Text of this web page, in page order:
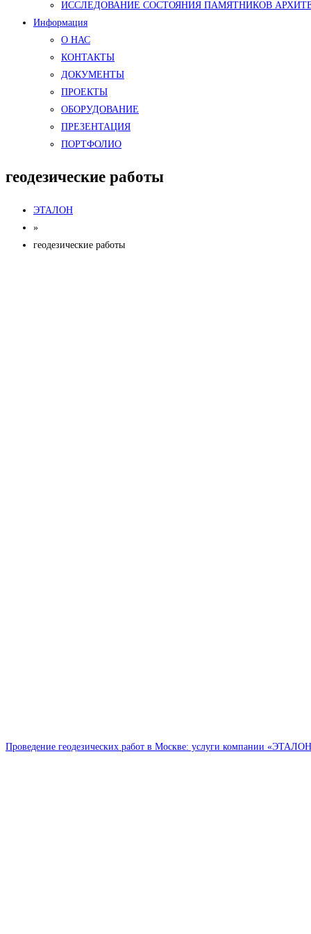
ИССЛЕДОВАНИЕ СОСТОЯНИЯ ПАМЯТНИКОВ
Информация
О НАС
КОНТАКТЫ
ДОКУМЕНТЫ
ПРОЕКТЫ
ОБОРУДОВАНИЕ
ПРЕЗЕНТАЦИЯ
ПОРТФОЛИО
геодезические работы
ЭТАЛОН
»
геодезические работы
Проведение геодезических работ в Москве: услуги компании «ЭТАЛОН